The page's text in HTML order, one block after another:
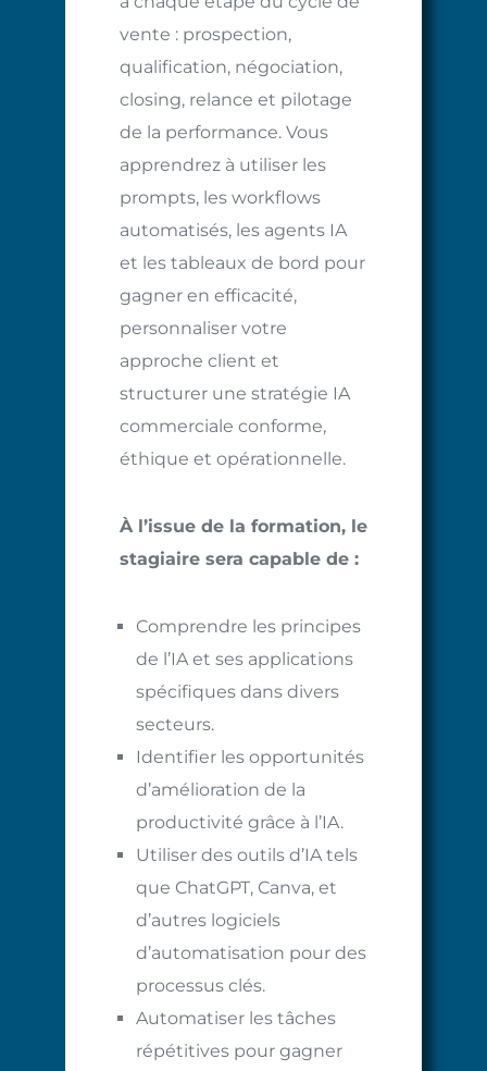
vente : prospection,
qualification, négociation,
closing, relance et pilotage
de la performance. Vous
apprendrez à utiliser les
prompts, les workflows
automatisés, les agents IA
et les tableaux de bord pour
gagner en efficacité,
personnaliser votre
approche client et
structurer une stratégie IA
commerciale conforme,
éthique et opérationnelle.
À l’issue de la formation, le
stagiaire sera capable de :
Comprendre les principes
de l’IA et ses applications
spécifiques dans divers
secteurs.
Identifier les opportunités
d’amélioration de la
productivité grâce à l’IA.
Utiliser des outils d’IA tels
que ChatGPT, Canva, et
d’autres logiciels
d’automatisation pour des
processus clés.
Automatiser les tâches
répétitives pour gagner